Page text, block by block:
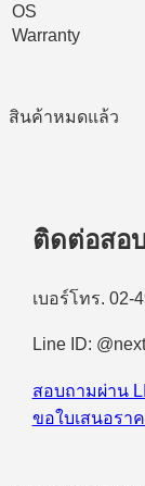
OS
Warranty
สินค้าหมดแล้ว
ติดต่อสอ
เบอร์โทร. 02-
Line ID:
สอบถามผ่าน
ขอใบเสนอรา